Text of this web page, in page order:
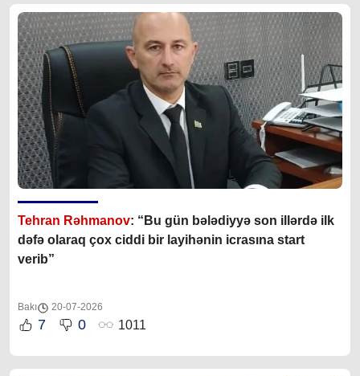
Tehran Rəhmanov: “Bu gün bələdiyyə son illərdə ilk
dəfə olaraq çox ciddi bir layihənin icrasına start
verib”
Bakı 20-07-2026
7 0 1011